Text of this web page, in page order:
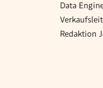
Data
Redaktion